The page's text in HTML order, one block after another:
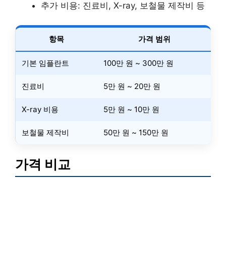
추가 비용: 진료비, X-ray, 보철물 제작비 등
항목 가격 범위
기본 임플란트 100만 원 ~ 300만 원
진료비 5만 원 ~ 20만 원
X-ray 비용 5만 원 ~ 10만 원
보철물 제작비 50만 원 ~ 150만 원
가격 비교